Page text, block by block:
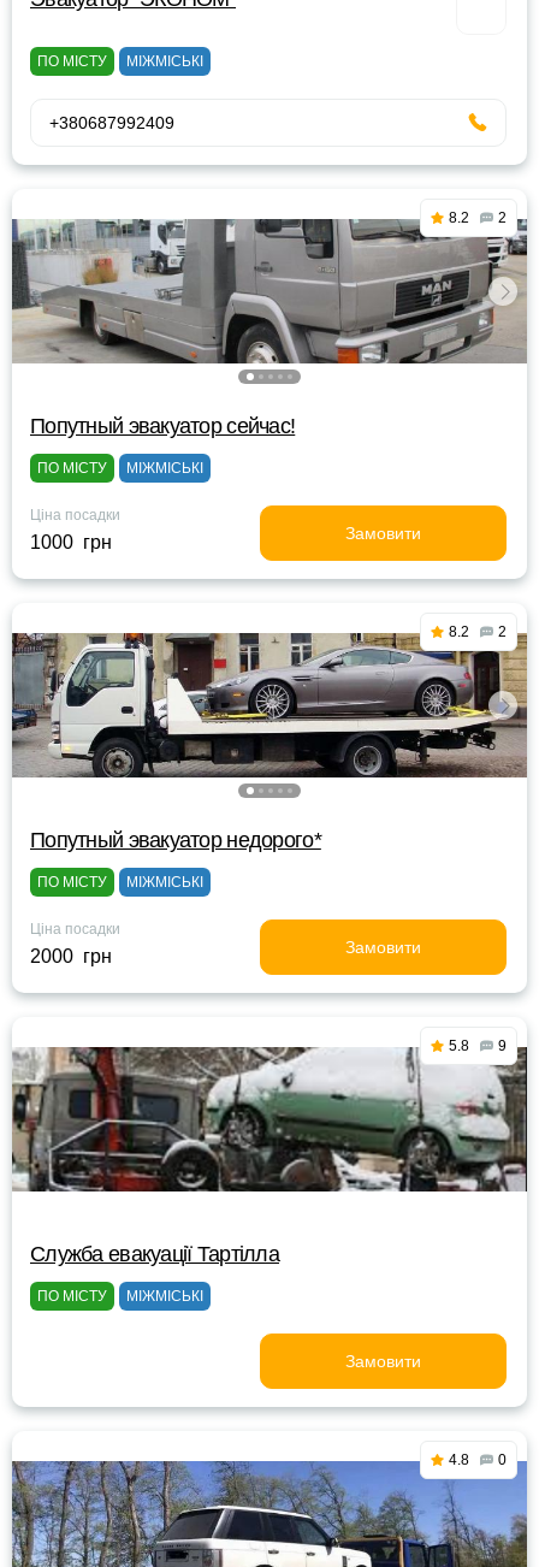
ПО МІСТУ МІЖМІСЬКІ
+380687992409
8.2 2
Попутный эвакуатор сейчас!
ПО МІСТУ МІЖМІСЬКІ
Ціна посадки
1000 грн Замовити
8.2 2
Попутный эвакуатор недорого*
ПО МІСТУ МІЖМІСЬКІ
Ціна посадки
2000 грн Замовити
5.8 9
Служба евакуації Тартілла
ПО МІСТУ МІЖМІСЬКІ
Замовити
4.8 0